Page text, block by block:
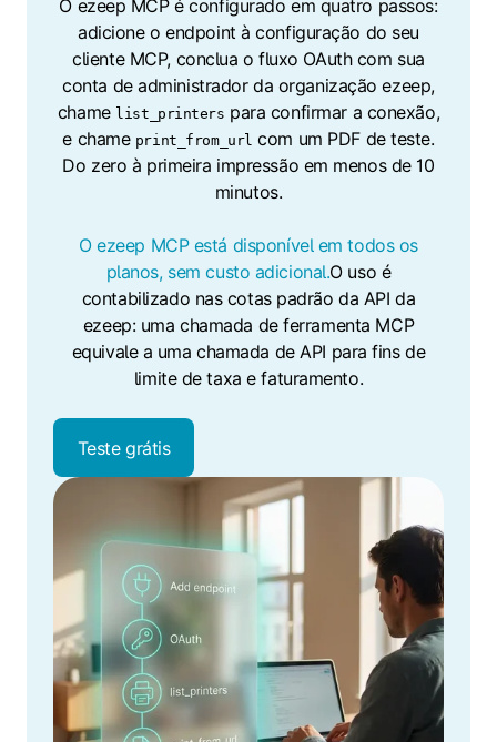
O ezeep MCP é configurado em quatro passos:
adicione o endpoint à configuração do seu
cliente MCP, conclua o fluxo OAuth com sua
conta de administrador da organização ezeep,
chame list_printers para confirmar a conexão,
e chame print_from_url com um PDF de teste.
Do zero à primeira impressão em menos de 10
minutos.
O ezeep MCP está disponível em todos os
planos, sem custo adicional.O uso é
contabilizado nas cotas padrão da API da
ezeep: uma chamada de ferramenta MCP
equivale a uma chamada de API para fins de
limite de taxa e faturamento.
Teste grátis